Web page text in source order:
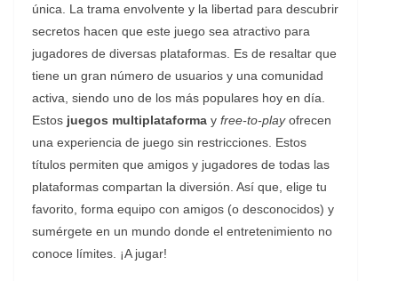
única. La trama envolvente y la libertad para descubrir
secretos hacen que este juego sea atractivo para
jugadores de diversas plataformas. Es de resaltar que
tiene un gran número de usuarios y una comunidad
activa, siendo uno de los más populares hoy en día.
Estos juegos multiplataforma y free-to-playofrecen
una experiencia de juego sin restricciones. Estos
títulos permiten que amigos y jugadores de todas las
plataformas compartan la diversión. Así que, elige tu
favorito, forma equipo con amigos (o desconocidos) y
sumérgete en un mundo donde el entretenimiento no
conoce límites. ¡A jugar!